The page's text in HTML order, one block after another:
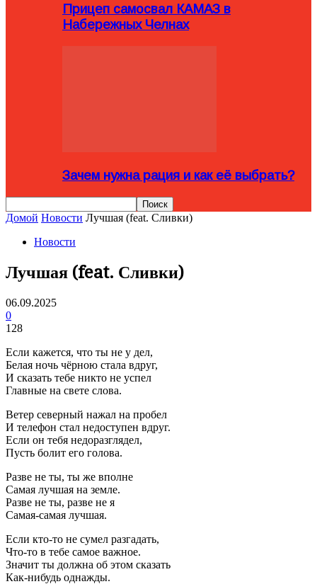
Прицеп самосвал КАМАЗ в
Набережных Челнах
Зачем нужна рация и как её выбрать?
Домой Новости Лучшая (feat. Сливки)
Новости
Лучшая (feat. Сливки)
06.09.2025
0
128
Если кажется, что ты не у дел,
Белая ночь чёрною стала вдруг,
И сказать тебе никто не успел
Главные на свете слова.
Ветер северный нажал на пробел
И телефон стал недоступен вдруг.
Если он тебя недоразглядел,
Пусть болит его голова.
Разве не ты, ты же вполне
Самая лучшая на земле.
Разве не ты, разве не я
Самая-самая лучшая.
Если кто-то не сумел разгадать,
Что-то в тебе самое важное.
Значит ты должна об этом сказать
Как-нибудь однажды.